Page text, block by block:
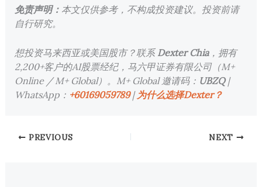
免责声明： 本文仅供参考，不构成投资建议。投资前请
自行研究。
想投资马来西亚或美国股市？联系 Dexter Chia，拥有
2,200+客户的AI股票经纪，马六甲证券有限公司（M+
Online / M+ Global）。M+ Global 邀请码： UBZQ|
WhatsApp： +60169059789| 为什么选择Dexter？
PREVIOUS NEXT